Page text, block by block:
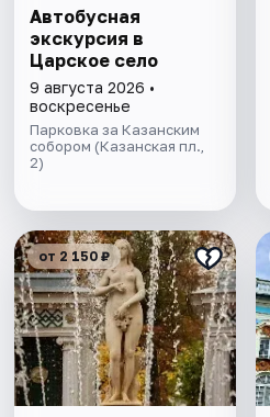
Автобусная
экскурсия в
Царское село
9 августа 2026 •
воскресенье
Парковка за Казанским
собором (Казанская пл.,
2)
от 2 150 ₽